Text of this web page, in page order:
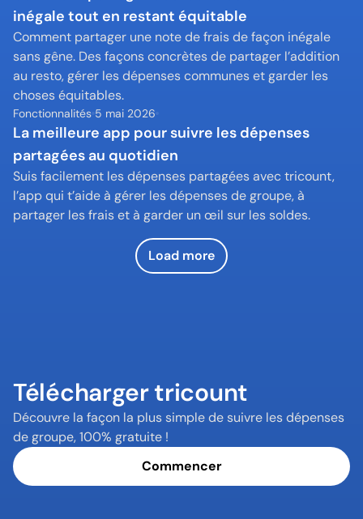
inégale tout en restant équitable
Comment partager une note de frais de façon inégale
sans gêne. Des façons concrètes de partager l’addition
au resto, gérer les dépenses communes et garder les
choses équitables.
Fonctionnalités 5 mai 2026
La meilleure app pour suivre les dépenses
partagées au quotidien
Suis facilement les dépenses partagées avec tricount,
l’app qui t’aide à gérer les dépenses de groupe, à
partager les frais et à garder un œil sur les soldes.
Load more
Télécharger tricount
Découvre la façon la plus simple de suivre les dépenses
de groupe, 100% gratuite !
Commencer